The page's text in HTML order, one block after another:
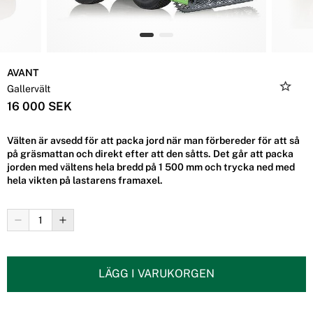
AVANT
Gallervält
16 000 SEK
Välten är avsedd för att packa jord när man förbereder för att så
på gräsmattan och direkt efter att den såtts. Det går att packa
jorden med vältens hela bredd på 1 500 mm och trycka ned med
hela vikten på lastarens framaxel.
LÄGG I VARUKORGEN